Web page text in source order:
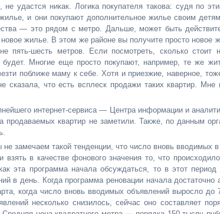
удастся никак. Логика покупателя такова: судя по
и они покупают дополнительное жилье своим
— это рядом с метро. Дальше, может быть
новое жилье. В этом же районе вы получите просто
шесть метров. Если посмотреть, сколько стоит
Многие еще просто покупают, например, те же
поближе маму к себе. Хотя и приезжие, наверное,
сказала, что есть всплеск продажи таких квартир.
интернет-сервиса — Центра информации и
продаваемых квартир не заметили. Также, по данным
замечаем такой тенденции, что число вновь вводимых
в качестве фонового значения то, что
эта программа начала обсуждаться, то в этот
в день. Когда программа реновации начала достаточно
когда число вновь вводимых объявлений выросло до
несколько снизилось, сейчас оно составляет